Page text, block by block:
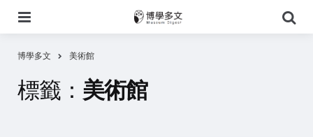
尋
博學多文 美術館
標籤： 美術館